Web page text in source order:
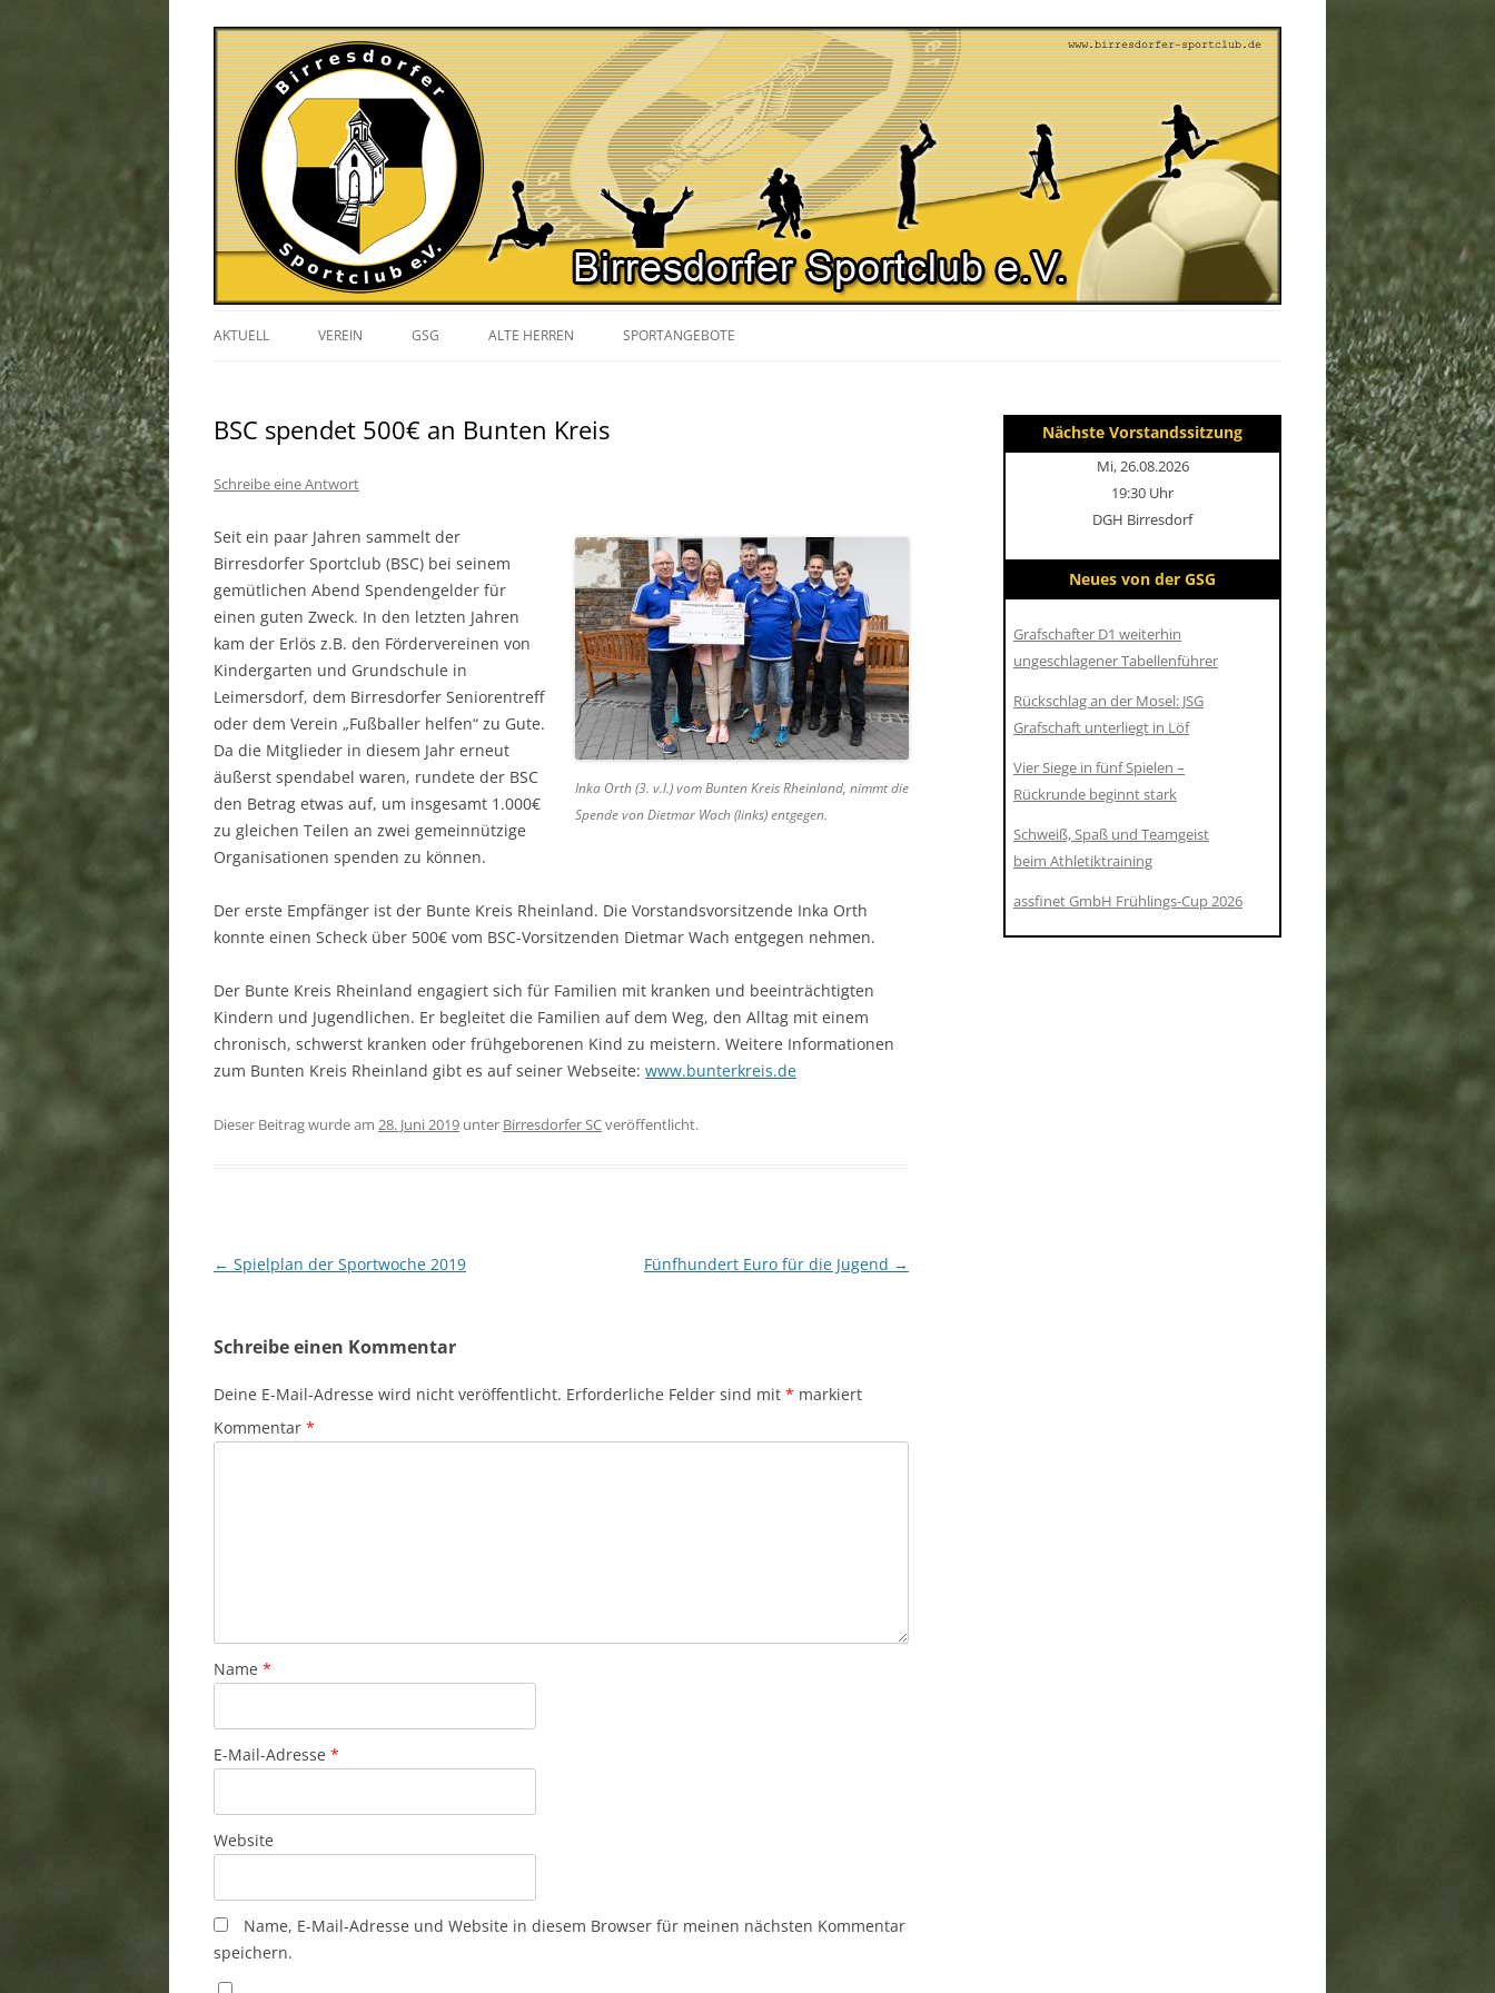
AKTUELL VEREIN
GESCHICHTE
SPORTPLATZ BENGEN
SPORTPLATZ LANTERSHOFEN
SPORTPLATZ VETTELHOVEN
SPORTHALLE RINGEN
DORFGEMEINSCHAFTSHOF
MITGLIEDSCHAFT
DOWNLOAD
SPONSOREN
BANKVERBINDUNG
IMPRESSUM
GSG ALTE HERREN SPORTANGEBOTE
PILATES
DEUTSCHES SPORTABZEICHEN
SENIORENSPORT
KINDERTURNEN
BSC spendet 500€ an Bunten Kreis
Schreibe eine Antwort
Inka Orth (3. v.l.) vom Bunten Kreis Rheinland, nimmt die
Spende von Dietmar Wach (links) entgegen.
Seit ein paar Jahren sammelt der
Birresdorfer Sportclub (BSC) bei seinem
gemütlichen Abend Spendengelder für
einen guten Zweck. In den letzten Jahren
kam der Erlös z.B. den Fördervereinen von
Kindergarten und Grundschule in
Leimersdorf, dem Birresdorfer Seniorentreff
oder dem Verein „Fußballer helfen“ zu Gute.
Da die Mitglieder in diesem Jahr erneut
äußerst spendabel waren, rundete der BSC
den Betrag etwas auf, um insgesamt 1.000€
zu gleichen Teilen an zwei gemeinnützige
Organisationen spenden zu können.
Der erste Empfänger ist der Bunte Kreis Rheinland. Die Vorstandsvorsitzende Inka Orth
konnte einen Scheck über 500€ vom BSC-Vorsitzenden Dietmar Wach entgegen nehmen.
Der Bunte Kreis Rheinland engagiert sich für Familien mit kranken und beeinträchtigten
Kindern und Jugendlichen. Er begleitet die Familien auf dem Weg, den Alltag mit einem
chronisch, schwerst kranken oder frühgeborenen Kind zu meistern. Weitere Informationen
zum Bunten Kreis Rheinland gibt es auf seiner Webseite: www.bunterkreis.de
Dieser Beitrag wurde am 28. Juni 2019 unter Birresdorfer SCveröffentlicht.
Beitragsnavigation
← Spielplan der Sportwoche 2019 Fünfhundert Euro für die Jugend →
Schreibe einen Kommentar
Deine E-Mail-Adresse wird nicht veröffentlicht. Erforderliche Felder sind mit * markiert
Kommentar *
Name *
E-Mail-Adresse *
Website
Name, E-Mail-Adresse und Website in diesem Browser für meinen nächsten Kommentar
speichern.
Nächste Vorstandssitzung
Mi, 26.08.2026
19:30 Uhr
DGH Birresdorf
Neues von der GSG
Grafschafter D1 weiterhin
ungeschlagener Tabellenführer
Rückschlag an der Mosel: JSG
Grafschaft unterliegt in Löf
Vier Siege in fünf Spielen –
Rückrunde beginnt stark
Schweiß, Spaß und Teamgeist
beim Athletiktraining
assfinet GmbH Frühlings-Cup 2026